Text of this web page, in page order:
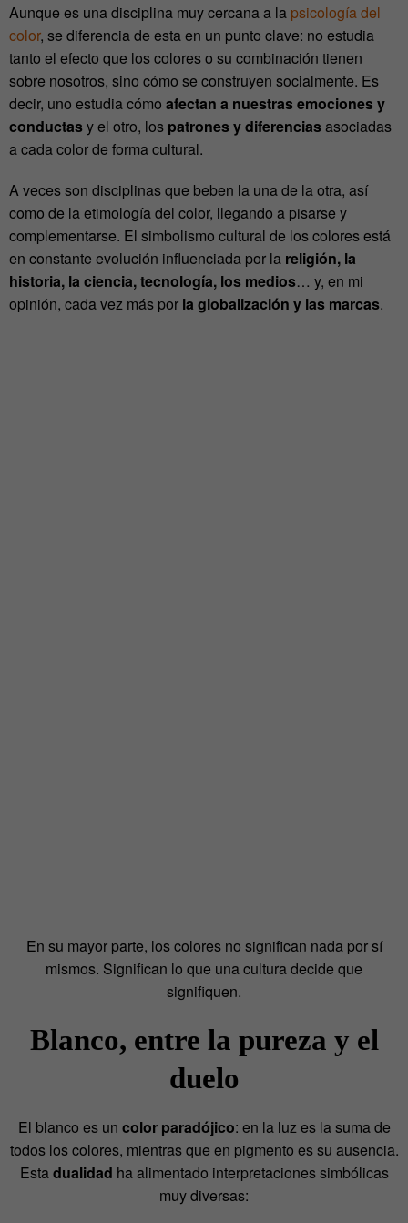
Aunque es una disciplina muy cercana a la psicología del
color, se diferencia de esta en un punto clave: no estudia
tanto el efecto que los colores o su combinación tienen
sobre nosotros, sino cómo se construyen socialmente. Es
decir, uno estudia cómo afectan a nuestras emociones y
conductasy el otro, los patrones y diferenciasasociadas
a cada color de forma cultural.
A veces son disciplinas que beben la una de la otra, así
como de la etimología del color, llegando a pisarse y
complementarse. El simbolismo cultural de los colores está
en constante evolución influenciada por la religión, la
historia, la ciencia, tecnología, los medios… y, en mi
opinión, cada vez más por la globalización y las marcas.
En su mayor parte, los colores no significan nada por sí
mismos. Significan lo que una cultura decide que
signifiquen.
Blanco, entre la pureza y el
duelo
El blanco es un color paradójico: en la luz es la suma de
todos los colores, mientras que en pigmento es su ausencia.
Estadualidad ha alimentado interpretaciones simbólicas
muy diversas: